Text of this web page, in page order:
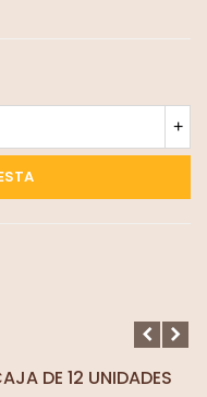
+
DE 12 UNIDADES